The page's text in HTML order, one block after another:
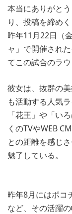
本当にありがと
り、投稿を締めく
昨年11月22日（
ャ」で開催され
てこの試合のラ
彼女は、抜群の
も活動する人気ラ
「花王」や「い
くのTVやWEB
との距離を感じ
魅了している。
昨年8月にはポコ
など、その活躍